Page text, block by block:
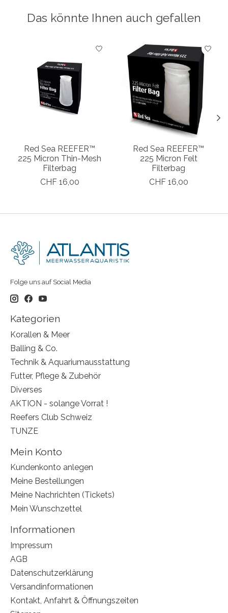
Das könnte Ihnen auch gefallen
Produkt-Karussell-Artikel
Red Sea REEFER™
225 Micron Thin-Mesh
Filterbag
CHF 16,00
Red Sea REEFER™
225 Micron Felt
Filterbag
CHF 16,00
Folge uns auf Social Media
Kategorien
Korallen & Meer
Balling & Co.
Technik & Aquariumausstattung
Futter, Pflege & Zubehör
Diverses
AKTION - solange Vorrat !
Reefers Club Schweiz
TUNZE
Mein Konto
Kundenkonto anlegen
Meine Bestellungen
Meine Nachrichten (Tickets)
Mein Wunschzettel
Informationen
Impressum
AGB
Datenschutzerklärung
Versandinformationen
Kontakt, Anfahrt & Öffnungszeiten